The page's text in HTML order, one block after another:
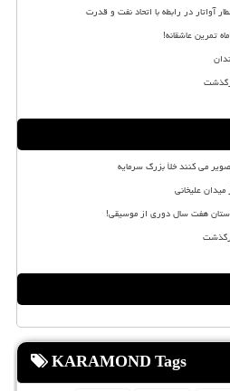
آواتار در رابطه با اتحاد نفت و قدرت
تمرین عاشقانه!
می کنند خلأ بزرگ سرمایه
علیخانی
هفت سال دوری از موسیقی!
KARAMOND Tags